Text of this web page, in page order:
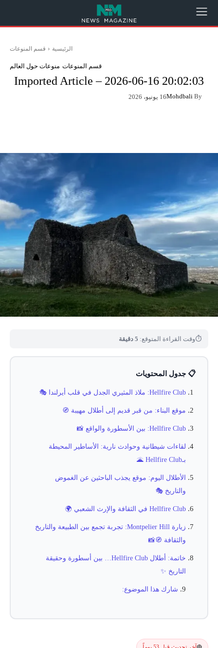
الرئيسية قسم المنوعات
قسم المنوعات منوعات حول العالم
Imported Article – 2026-06-16 20:02:03
By
Mohdbali16 يونيو، 2026
⏱وقت القراءة المتوقع: 5 دقيقة
📋 جدول المحتويات
Hellfire Club: ملاذ المثيري الجدل في قلب أيرلندا 🎭
موقع البناء: من قبر قديم إلى أطلال مهيبة 🧭
Hellfire Club: بين الأسطورة والواقع 📸
لقاءات شيطانية وحوادث نارية: الأساطير المحيطة
بـHellfire Club 🌋
الأطلال اليوم: موقع يجذب الباحثين عن الغموض
والتاريخ 🎭
Hellfire Club في الثقافة والإرث الشعبي 🌍
زيارة Montpelier Hill: تجربة تجمع بين الطبيعة والتاريخ
والثقافة 🧭📸
خاتمة: أطلال Hellfire Club… بين أسطورة وحقيقة
التاريخ ✨
شارك هذا الموضوع: